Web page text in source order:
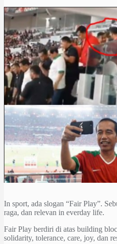
In sport, ada slogan “Fair Play”.
raga, dan relevan in everday life.
Fair Play berdiri di atas building
solidarity, tolerance, care, joy, dan